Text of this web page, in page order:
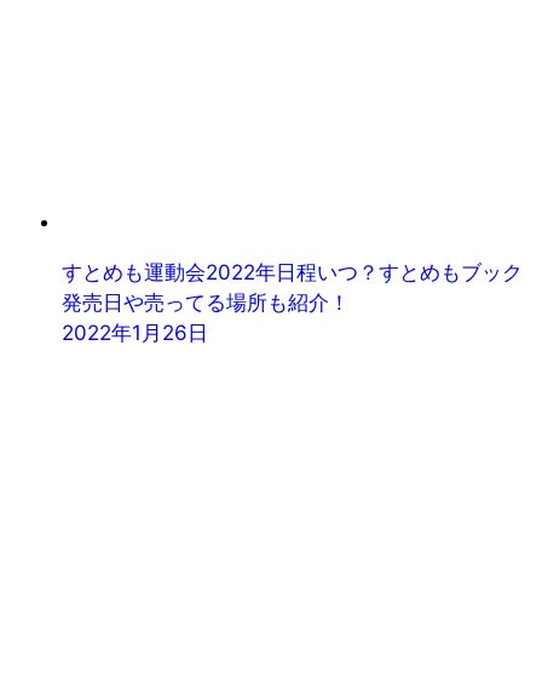
すとめも運動会2022年日程いつ？すとめもブック
発売日や売ってる場所も紹介！
2022年1月26日